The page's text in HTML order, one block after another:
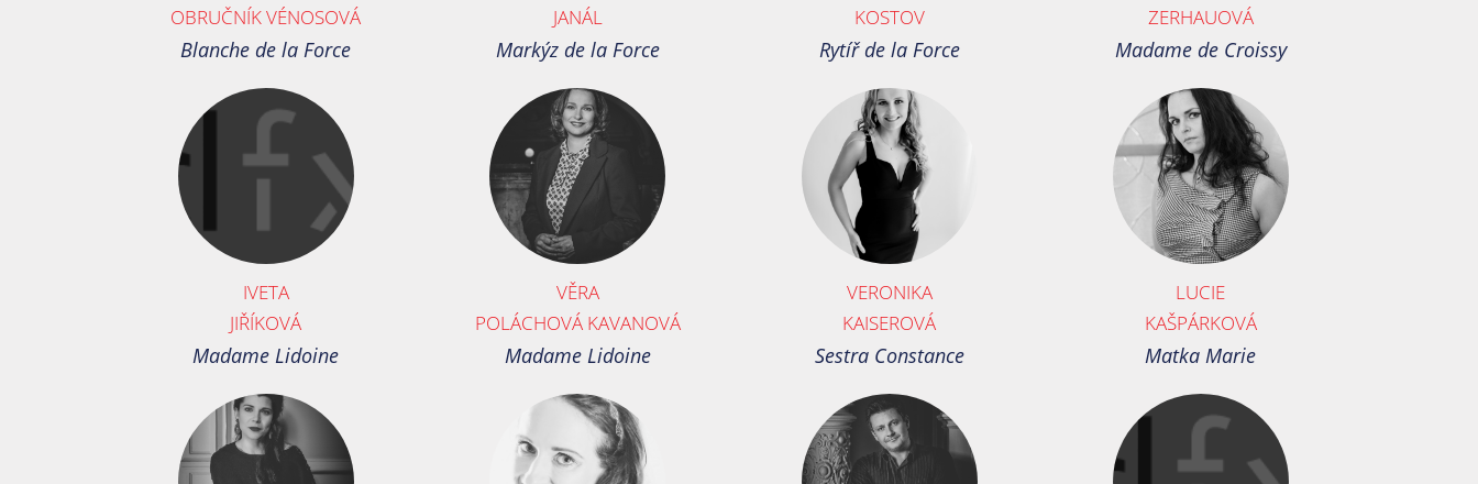
OBRUČNÍK VÉNOSOVÁ
Blanche de la Force
JANÁL
Markýz de la Force
KOSTOV
Rytíř de la Force
ZERHAUOVÁ
Madame de Croissy
IVETA
JIŘÍKOVÁ
Madame Lidoine
VĚRA
POLÁCHOVÁ KAVANOVÁ
Madame Lidoine
VERONIKA
KAISEROVÁ
Sestra Constance
LUCIE
KAŠPÁRKOVÁ
Matka Marie